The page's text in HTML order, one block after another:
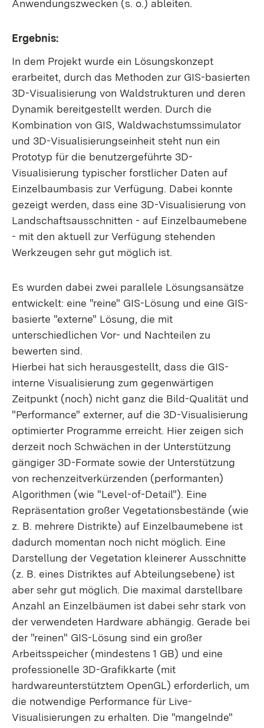
Anwendungszwecken (s. o.) ableiten.
Ergebnis:
In dem Projekt wurde ein Lösungskonzept
erarbeitet, durch das Methoden zur GIS-basierten
3D-Visualisierung von Waldstrukturen und deren
Dynamik bereitgestellt werden. Durch die
Kombination von GIS, Waldwachstumssimulator
und 3D-Visualisierungseinheit steht nun ein
Prototyp für die benutzergeführte 3D-
Visualisierung typischer forstlicher Daten auf
Einzelbaumbasis zur Verfügung. Dabei konnte
gezeigt werden, dass eine 3D-Visualisierung von
Landschaftsausschnitten - auf Einzelbaumebene
- mit den aktuell zur Verfügung stehenden
Werkzeugen sehr gut möglich ist.
Es wurden dabei zwei parallele Lösungsansätze
entwickelt: eine "reine" GIS-Lösung und eine GIS-
basierte "externe" Lösung, die mit
unterschiedlichen Vor- und Nachteilen zu
bewerten sind.
Hierbei hat sich herausgestellt, dass die GIS-
interne Visualisierung zum gegenwärtigen
Zeitpunkt (noch) nicht ganz die Bild-Qualität und
"Performance" externer, auf die 3D-Visualisierung
optimierter Programme erreicht. Hier zeigen sich
derzeit noch Schwächen in der Unterstützung
gängiger 3D-Formate sowie der Unterstützung
von rechenzeitverkürzenden (performanten)
Algorithmen (wie "Level-of-Detail"). Eine
Repräsentation großer Vegetationsbestände (wie
z. B. mehrere Distrikte) auf Einzelbaumebene ist
dadurch momentan noch nicht möglich. Eine
Darstellung der Vegetation kleinerer Ausschnitte
(z. B. eines Distriktes auf Abteilungsebene) ist
aber sehr gut möglich. Die maximal darstellbare
Anzahl an Einzelbäumen ist dabei sehr stark von
der verwendeten Hardware abhängig. Gerade bei
der "reinen" GIS-Lösung sind ein großer
Arbeitsspeicher (mindestens 1 GB) und eine
professionelle 3D-Grafikkarte (mit
hardwareunterstütztem OpenGL) erforderlich, um
die notwendige Performance für Live-
Visualisierungen zu erhalten. Die "mangelnde"